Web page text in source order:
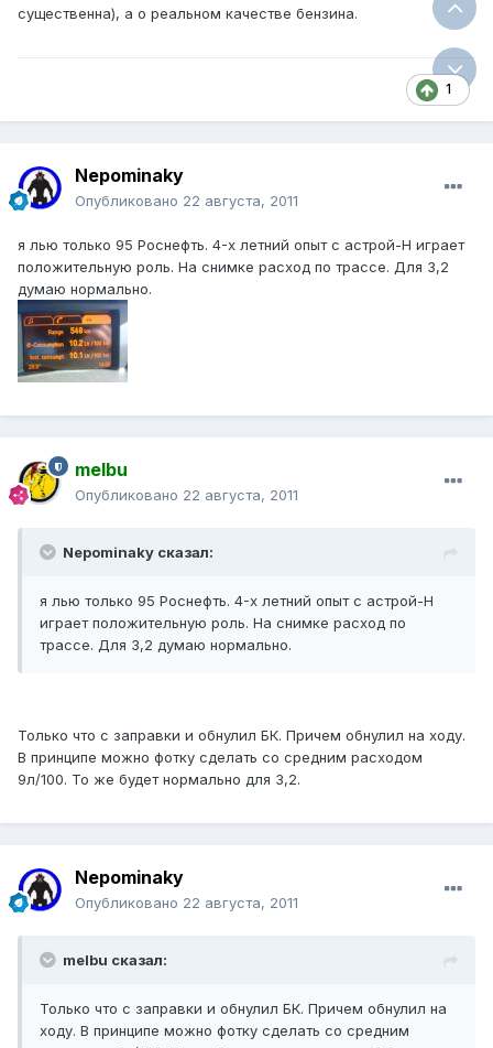
существенна), а о реальном качестве бензина.
1
Nepominaky
Опубликовано 22 августа, 2011
я лью только 95 Роснефть. 4-х летний опыт с астрой-Н играет
положительную роль. На снимке расход по трассе. Для 3,2
думаю нормально.
melbu
Опубликовано 22 августа, 2011
Nepominaky сказал:
я лью только 95 Роснефть. 4-х летний опыт с астрой-Н
играет положительную роль. На снимке расход по
трассе. Для 3,2 думаю нормально.
Только что с заправки и обнулил БК. Причем обнулил на ходу.
В принципе можно фотку сделать со средним расходом
9л/100. То же будет нормально для 3,2.
Nepominaky
Опубликовано 22 августа, 2011
melbu сказал:
Только что с заправки и обнулил БК. Причем обнулил на
ходу. В принципе можно фотку сделать со средним